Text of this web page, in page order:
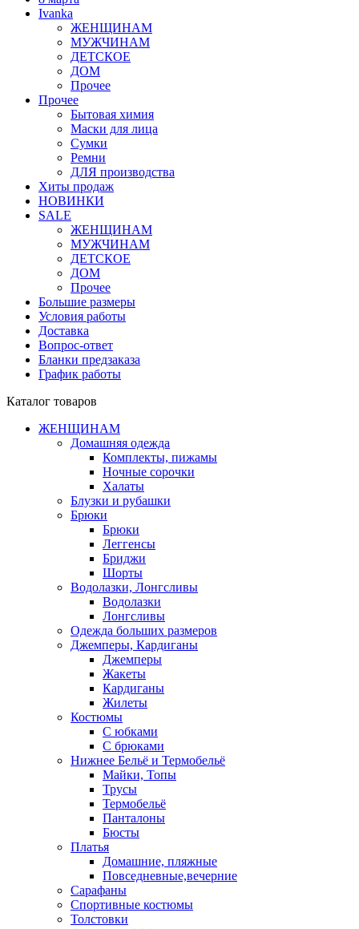
Ivanka
ЖЕНЩИНАМ
МУЖЧИНАМ
ДЕТСКОЕ
ДОМ
Прочее
Прочее
Бытовая химия
Маски для лица
Сумки
Ремни
ДЛЯ производства
Хиты продаж
НОВИНКИ
SALE
ЖЕНЩИНАМ
МУЖЧИНАМ
ДЕТСКОЕ
ДОМ
Прочее
Большие размеры
Условия работы
Доставка
Вопрос-ответ
Бланки предзаказа
График работы
Каталог товаров
ЖЕНЩИНАМ
Домашняя одежда
Комплекты, пижамы
Ночные сорочки
Халаты
Блузки и рубашки
Брюки
Брюки
Леггенсы
Бриджи
Шорты
Водолазки, Лонгсливы
Водолазки
Лонгсливы
Одежда больших размеров
Джемперы, Кардиганы
Джемперы
Жакеты
Кардиганы
Жилеты
Костюмы
С юбками
С брюками
Нижнее Бельё и Термобельё
Майки, Топы
Трусы
Термобельё
Панталоны
Бюсты
Платья
Домашние, пляжные
Повседневные,вечерние
Сарафаны
Спортивные костюмы
Толстовки